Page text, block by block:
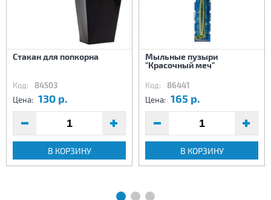
Стакан для попкорна
Код: 84503
Цена: 130 р.
В КОРЗИНУ
Мыльные пузыри
"Красочный меч"
Код: 86441
Цена: 165 р.
В КОРЗИНУ